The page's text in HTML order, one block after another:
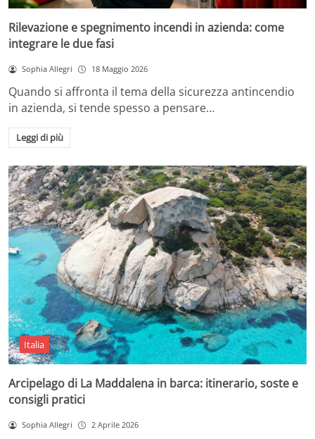
Rilevazione e spegnimento incendi in azienda: come
integrare le due fasi
Sophia Allegri 18 Maggio 2026
Quando si affronta il tema della sicurezza antincendio
in azienda, si tende spesso a pensare…
Leggi di più
Italia
Arcipelago di La Maddalena in barca: itinerario, soste e
consigli pratici
Sophia Allegri 2 Aprile 2026